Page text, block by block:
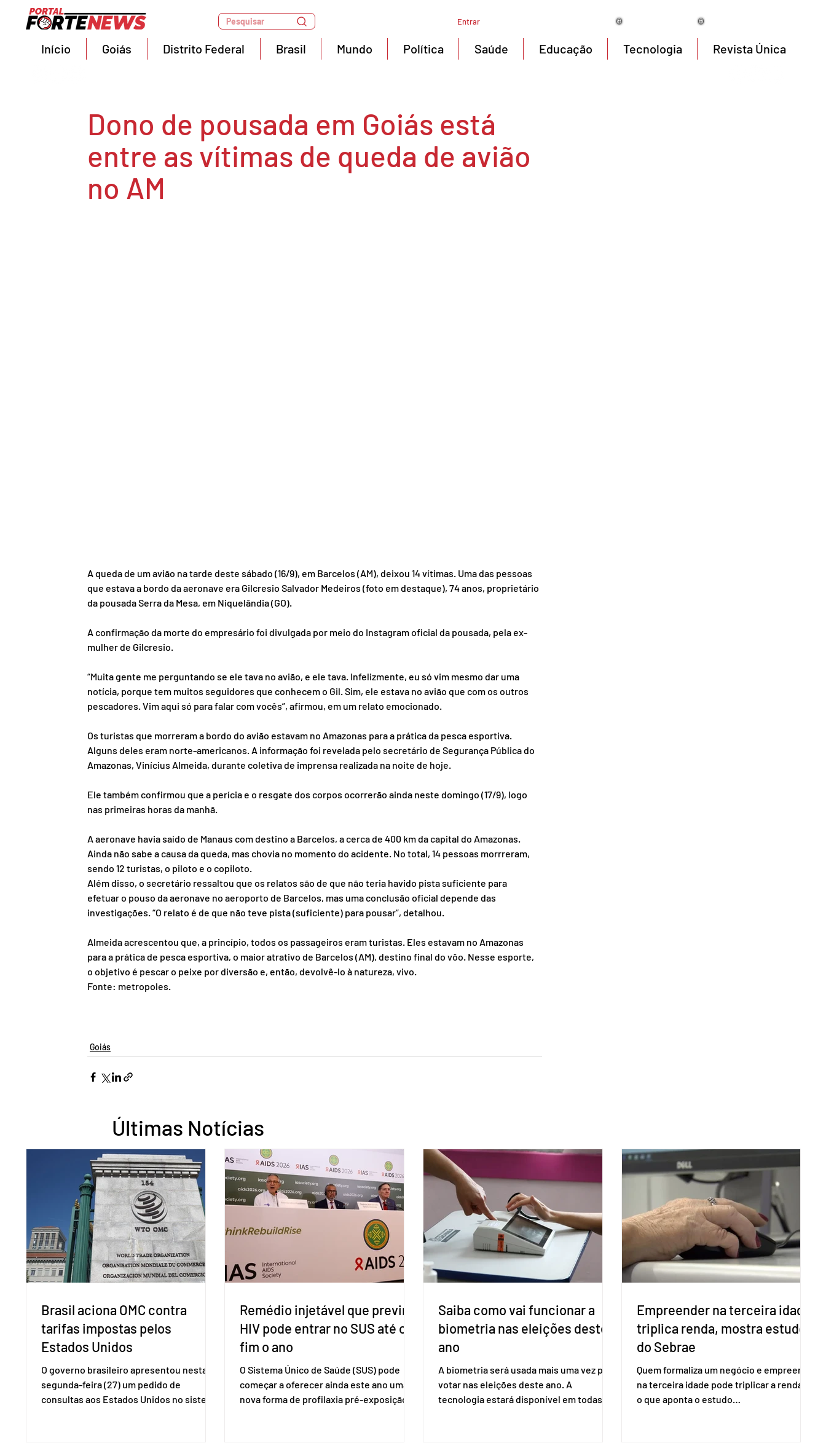
Pesquisar Entrar
Início
Goiás Distrito Federal Brasil Mundo Política Saúde Educação Tecnologia Revista Única
Dono de pousada em Goiás está
entre as vítimas de queda de avião
no AM
A queda de um avião na tarde deste sábado (16/9), em Barcelos (AM), deixou 14 vítimas. Uma das pessoas
que estava a bordo da aeronave era Gilcresio Salvador Medeiros (foto em destaque), 74 anos, proprietário
da pousada Serra da Mesa, em Niquelândia (GO).
A confirmação da morte do empresário foi divulgada por meio do Instagram oficial da pousada, pela ex-
mulher de Gilcresio.
“Muita gente me perguntando se ele tava no avião, e ele tava. Infelizmente, eu só vim mesmo dar uma
notícia, porque tem muitos seguidores que conhecem o Gil. Sim, ele estava no avião que com os outros
pescadores. Vim aqui só para falar com vocês”, afirmou, em um relato emocionado.
Os turistas que morreram a bordo do avião estavam no Amazonas para a prática da pesca esportiva.
Alguns deles eram norte-americanos. A informação foi revelada pelo secretário de Segurança Pública do
Amazonas, Vinícius Almeida, durante coletiva de imprensa realizada na noite de hoje.
Ele também confirmou que a perícia e o resgate dos corpos ocorrerão ainda neste domingo (17/9), logo
nas primeiras horas da manhã.
A aeronave havia saído de Manaus com destino a Barcelos, a cerca de 400 km da capital do Amazonas.
Ainda não sabe a causa da queda, mas chovia no momento do acidente. No total, 14 pessoas morrreram,
sendo 12 turistas, o piloto e o copiloto.
Além disso, o secretário ressaltou que os relatos são de que não teria havido pista suficiente para
efetuar o pouso da aeronave no aeroporto de Barcelos, mas uma conclusão oficial depende das
investigações. “O relato é de que não teve pista (suficiente) para pousar”, detalhou.
Almeida acrescentou que, a princípio, todos os passageiros eram turistas. Eles estavam no Amazonas
para a prática de pesca esportiva, o maior atrativo de Barcelos (AM), destino final do vôo. Nesse esporte,
o objetivo é pescar o peixe por diversão e, então, devolvê-lo à natureza, vivo.
Fonte: metropoles.
Goiás
Últimas Notícias
Brasil aciona OMC contra
tarifas impostas pelos
Estados Unidos
O governo brasileiro apresentou nesta
segunda-feira (27) um pedido de
consultas aos Estados Unidos no sistema
Remédio injetável que previne
HIV pode entrar no SUS até o
fim o ano
O Sistema Único de Saúde (SUS) pode
começar a oferecer ainda este ano uma
nova forma de profilaxia pré-exposição
Saiba como vai funcionar a
biometria nas eleições deste
ano
A biometria será usada mais uma vez para
votar nas eleições deste ano. A
tecnologia estará disponível em todas as
Empreender na terceira idade
triplica renda, mostra estudo
do Sebrae
Quem formaliza um negócio e empreende
na terceira idade pode triplicar a renda. É
o que aponta o estudo